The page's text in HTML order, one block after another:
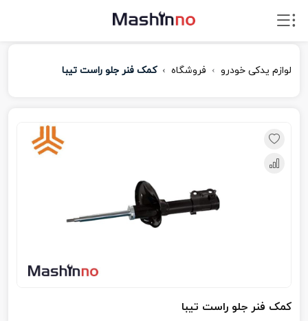
لوازم یدکی خودرو فروشگاه کمک فنر جلو راست تیبا
کمک فنر جلو راست تیبا